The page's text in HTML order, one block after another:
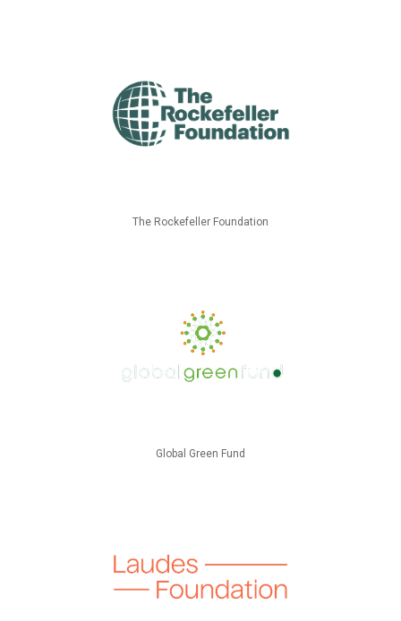
The Rockefeller Foundation
Global Green Fund